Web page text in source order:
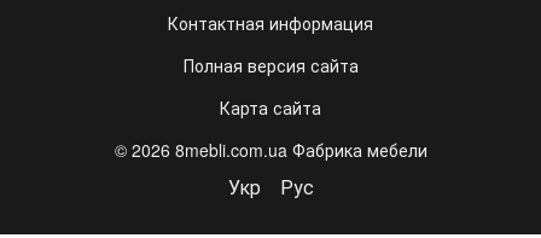
Контактная информация
Полная версия сайта
Карта сайта
© 2026 8mebli.com.ua Фабрика мебели
Укр Рус